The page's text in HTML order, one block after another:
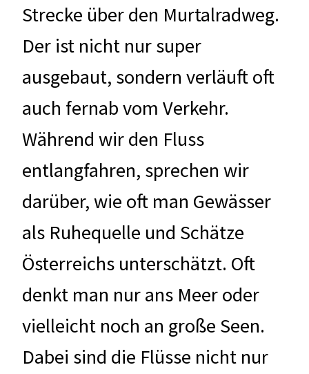
Strecke über den Murtalradweg.
Der ist nicht nur super
ausgebaut, sondern verläuft oft
auch fernab vom Verkehr.
Während wir den Fluss
entlangfahren, sprechen wir
darüber, wie oft man Gewässer
als Ruhequelle und Schätze
Österreichs unterschätzt. Oft
denkt man nur ans Meer oder
vielleicht noch an große Seen.
Dabei sind die Flüsse nicht nur